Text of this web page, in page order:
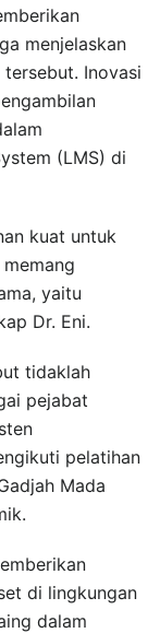
menjelaskan
Inovasi
(LMS) di
kuat untuk
yaitu
Dr. Eni.
tidaklah
pejabat
pelatihan
Mada
di lingkungan
dalam